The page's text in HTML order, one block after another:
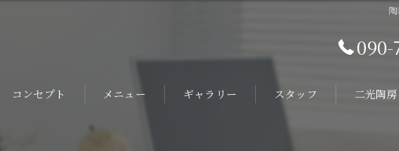
090-
コンセプト メニュー ギャラリー スタッフ 二光陶